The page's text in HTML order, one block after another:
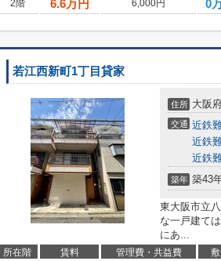
2階
6.6万円 6,000円 0
若江西新町1丁目貸家
住所 大阪
交通 近鉄
近鉄
近鉄
築年 築43
東大阪市立
な一戸建て
にあ...
所在階 賃料 管理費・共益費